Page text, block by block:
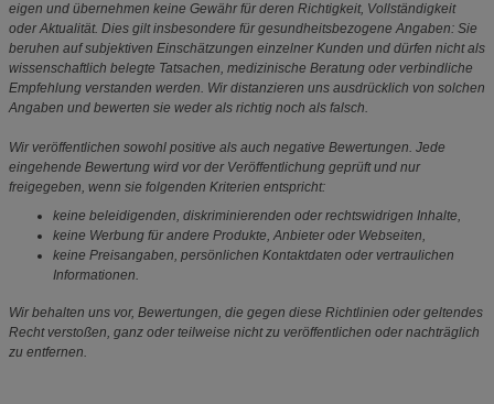
eigen und übernehmen keine Gewähr für deren Richtigkeit, Vollständigkeit
oder Aktualität. Dies gilt insbesondere für gesundheitsbezogene Angaben: Sie
beruhen auf subjektiven Einschätzungen einzelner Kunden und dürfen nicht als
wissenschaftlich belegte Tatsachen, medizinische Beratung oder verbindliche
Empfehlung verstanden werden. Wir distanzieren uns ausdrücklich von solchen
Angaben und bewerten sie weder als richtig noch als falsch.
Wir veröffentlichen sowohl positive als auch negative Bewertungen. Jede
eingehende Bewertung wird vor der Veröffentlichung geprüft und nur
freigegeben, wenn sie folgenden Kriterien entspricht:
keine beleidigenden, diskriminierenden oder rechtswidrigen Inhalte,
keine Werbung für andere Produkte, Anbieter oder Webseiten,
keine Preisangaben, persönlichen Kontaktdaten oder vertraulichen
Informationen.
Wir behalten uns vor, Bewertungen, die gegen diese Richtlinien oder geltendes
Recht verstoßen, ganz oder teilweise nicht zu veröffentlichen oder nachträglich
zu entfernen.